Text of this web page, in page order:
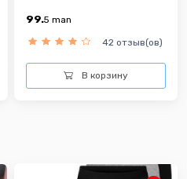
99.5 man
42 отзыв(ов)
В корзину